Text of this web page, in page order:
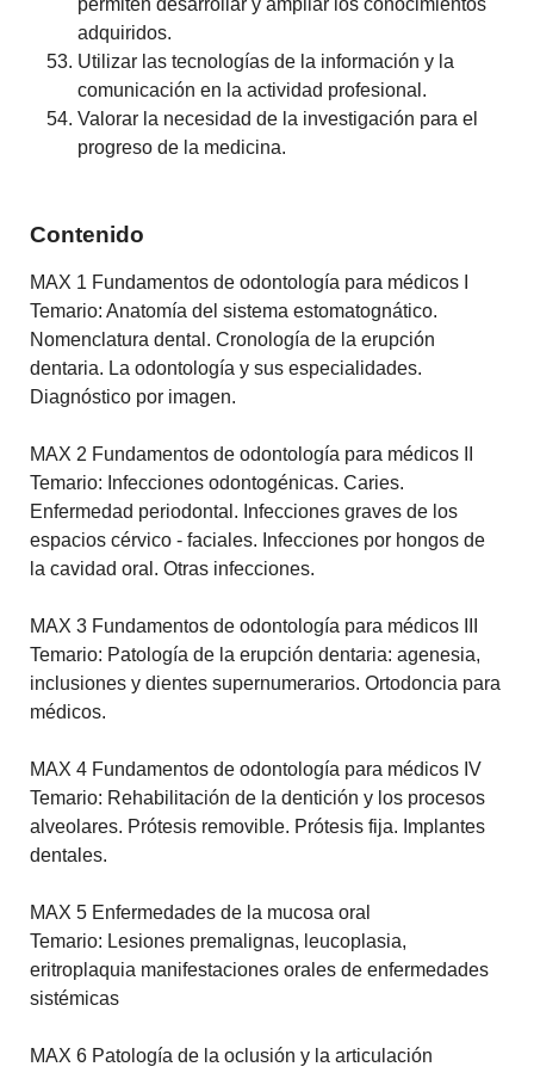
adquiridos.
Utilizar las tecnologías de la información y la
comunicación en la actividad profesional.
Valorar la necesidad de la investigación para el
progreso de la medicina.
Contenido
MAX 1 Fundamentos de odontología para médicos I
Temario: Anatomía del sistema estomatognático.
Nomenclatura dental. Cronología de la erupción
dentaria. La odontología y sus especialidades.
Diagnóstico por imagen.
MAX 2 Fundamentos de odontología para médicos II
Temario: Infecciones odontogénicas. Caries.
Enfermedad periodontal. Infecciones graves de los
espacios cérvico - faciales. Infecciones por hongos de
la cavidad oral. Otras infecciones.
MAX 3 Fundamentos de odontología para médicos III
Temario: Patología de la erupción dentaria: agenesia,
inclusiones y dientes supernumerarios. Ortodoncia para
médicos.
MAX 4 Fundamentos de odontología para médicos IV
Temario: Rehabilitación de la dentición y los procesos
alveolares. Prótesis removible. Prótesis fija. Implantes
dentales.
MAX 5 Enfermedades de la mucosa oral
Temario: Lesiones premalignas, leucoplasia,
eritroplaquia manifestaciones orales de enfermedades
sistémicas
MAX 6 Patología de la oclusión y la articulación